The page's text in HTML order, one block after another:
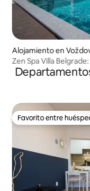
Alojamiento en
Zen Spa Villa
Favorito entre
Favorito entre